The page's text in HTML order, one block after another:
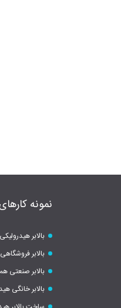
نمونه کارهای
بالابر هیدرولیکی ۳۰۰ کیلوگرم در پارک علم و فناوری گرمدره کرج
بالابر فروشگاهی
بالابر صنعتی
بالابر خانگی